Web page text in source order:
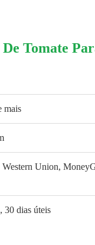
Tomate
mais
Union,
30 dias úteis